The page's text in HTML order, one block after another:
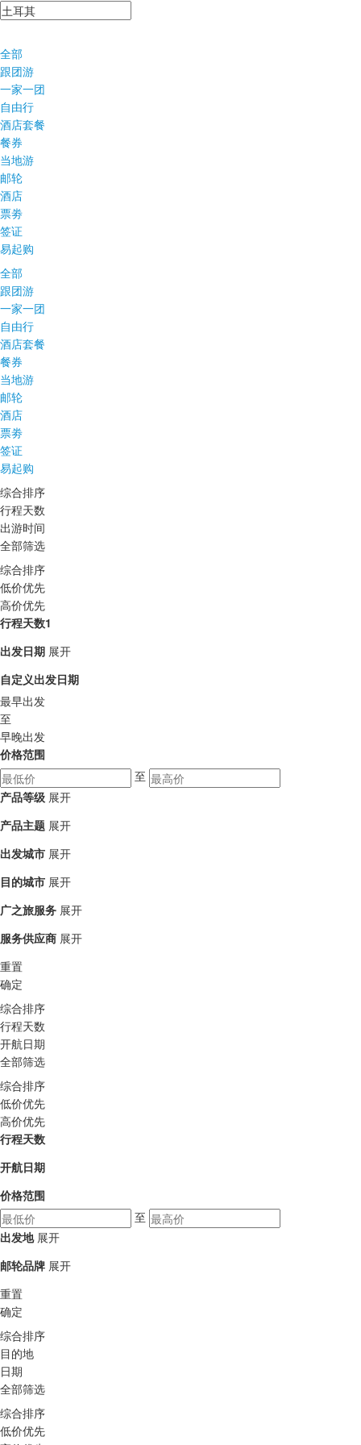
全部
跟团游
一家一团
自由行
酒店套餐
餐券
当地游
邮轮
酒店
票劵
签证
易起购
全部
跟团游
一家一团
自由行
酒店套餐
餐券
当地游
邮轮
酒店
票劵
签证
易起购
综合排序
行程天数
出游时间
全部筛选
综合排序
低价优先
高价优先
行程天数1
出发日期 展开
自定义出发日期
最早出发
至
早晚出发
价格范围
至
产品等级 展开
产品主题 展开
出发城市 展开
目的城市 展开
广之旅服务 展开
服务供应商 展开
重置
确定
综合排序
行程天数
开航日期
全部筛选
综合排序
低价优先
高价优先
行程天数
开航日期
价格范围
至
出发地 展开
邮轮品牌 展开
重置
确定
综合排序
目的地
日期
全部筛选
综合排序
低价优先